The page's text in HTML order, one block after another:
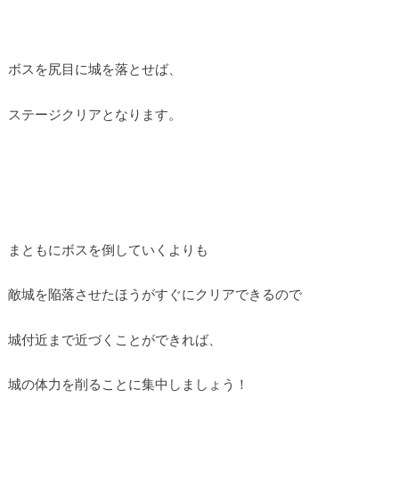
ボスを尻目に城を落とせば、
ステージクリアとなります。
まともにボスを倒していくよりも
敵城を陥落させたほうがすぐにクリアできるので
城付近まで近づくことができれば、
城の体力を削ることに集中しましょう！